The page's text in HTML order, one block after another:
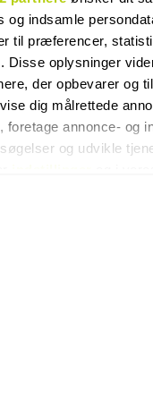
og indsamle
til præferencer,
Disse oplysninger
der opbevarer og
dig målrettede
foretage annonce- og
og udvikle
vil vi også gerne:
inden for få meter
din enhed baseret
på hele websitet.